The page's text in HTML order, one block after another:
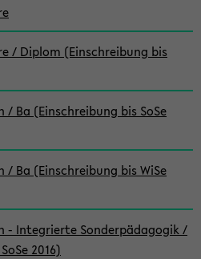
/ Diplom (Einschreibung bis
/ Ba (Einschreibung bis SoSe
/ Ba (Einschreibung bis WiSe
- Integrierte Sonderpädagogik /
2016)